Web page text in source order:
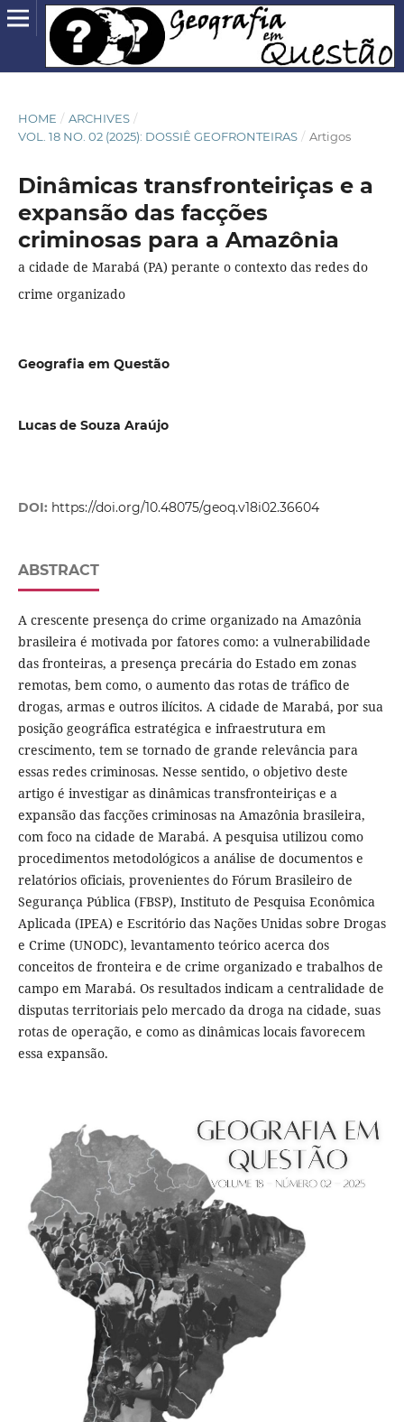
HOME / ARCHIVES /
VOL. 18 NO. 02 (2025): DOSSIÊ GEOFRONTEIRAS / Artigos
Dinâmicas transfronteiriças e a
expansão das facções
criminosas para a Amazônia
a cidade de Marabá (PA) perante o contexto das redes do
crime organizado
Geografia em Questão
Lucas de Souza Araújo
DOI: https://doi.org/10.48075/geoq.v18i02.36604
ABSTRACT
A crescente presença do crime organizado na Amazônia
brasileira é motivada por fatores como: a vulnerabilidade
das fronteiras, a presença precária do Estado em zonas
remotas, bem como, o aumento das rotas de tráfico de
drogas, armas e outros ilícitos. A cidade de Marabá, por sua
posição geográfica estratégica e infraestrutura em
crescimento, tem se tornado de grande relevância para
essas redes criminosas. Nesse sentido, o objetivo deste
artigo é investigar as dinâmicas transfronteiriças e a
expansão das facções criminosas na Amazônia brasileira,
com foco na cidade de Marabá. A pesquisa utilizou como
procedimentos metodológicos a análise de documentos e
relatórios oficiais, provenientes do Fórum Brasileiro de
Segurança Pública (FBSP), Instituto de Pesquisa Econômica
Aplicada (IPEA) e Escritório das Nações Unidas sobre Drogas
e Crime (UNODC), levantamento teórico acerca dos
conceitos de fronteira e de crime organizado e trabalhos de
campo em Marabá. Os resultados indicam a centralidade de
disputas territoriais pelo mercado da droga na cidade, suas
rotas de operação, e como as dinâmicas locais favorecem
essa expansão.